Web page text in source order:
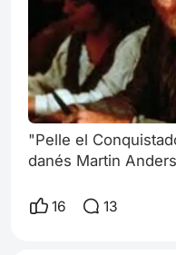
"Pelle el
danés Martin
niño de origen
16 13